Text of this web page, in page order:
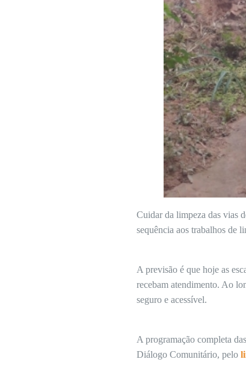
Cuidar da limpeza das vias
sequência aos trabalhos de
A previsão é que hoje as
recebam atendimento. Ao
seguro e acessível.
A programação completa
Diálogo Comunitário, pelo